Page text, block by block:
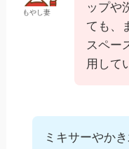
もやし妻
ップや
ても、
スペー
用して
ミキサーやか